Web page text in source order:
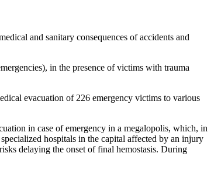
and sanitary consequences of accidents and
in the presence of victims with trauma
evacuation of 226 emergency victims to various
in case of emergency in a megalopolis, which, in
hospitals in the capital affected by an injury
delaying the onset of final hemostasis. During